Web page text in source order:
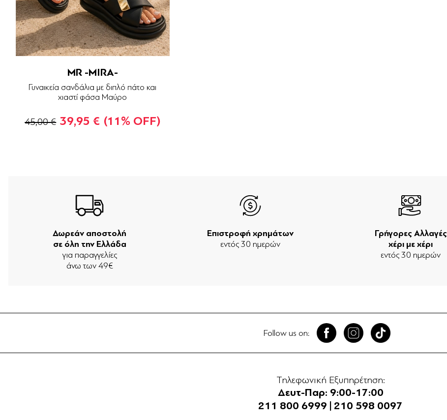
MR -MIRA-
Γυναικεία σανδάλια με διπλό πάτο και
χιαστί φάσα Μαύρο
45,00 € 39,95 € (11% OFF)
Δωρεάν αποστολή
σε όλη την Ελλάδα
για παραγγελίες
άνω των 49€
Επιστροφή χρημάτων
εντός 30 ημερών
Γρήγορες Αλλαγές
χέρι με χέρι
εντός 30 ημερών
Follow us on:
Τηλεφωνική Εξυπηρέτηση:
Δευτ-Παρ: 9:00-17:00
211 800 6999
210 598 0097